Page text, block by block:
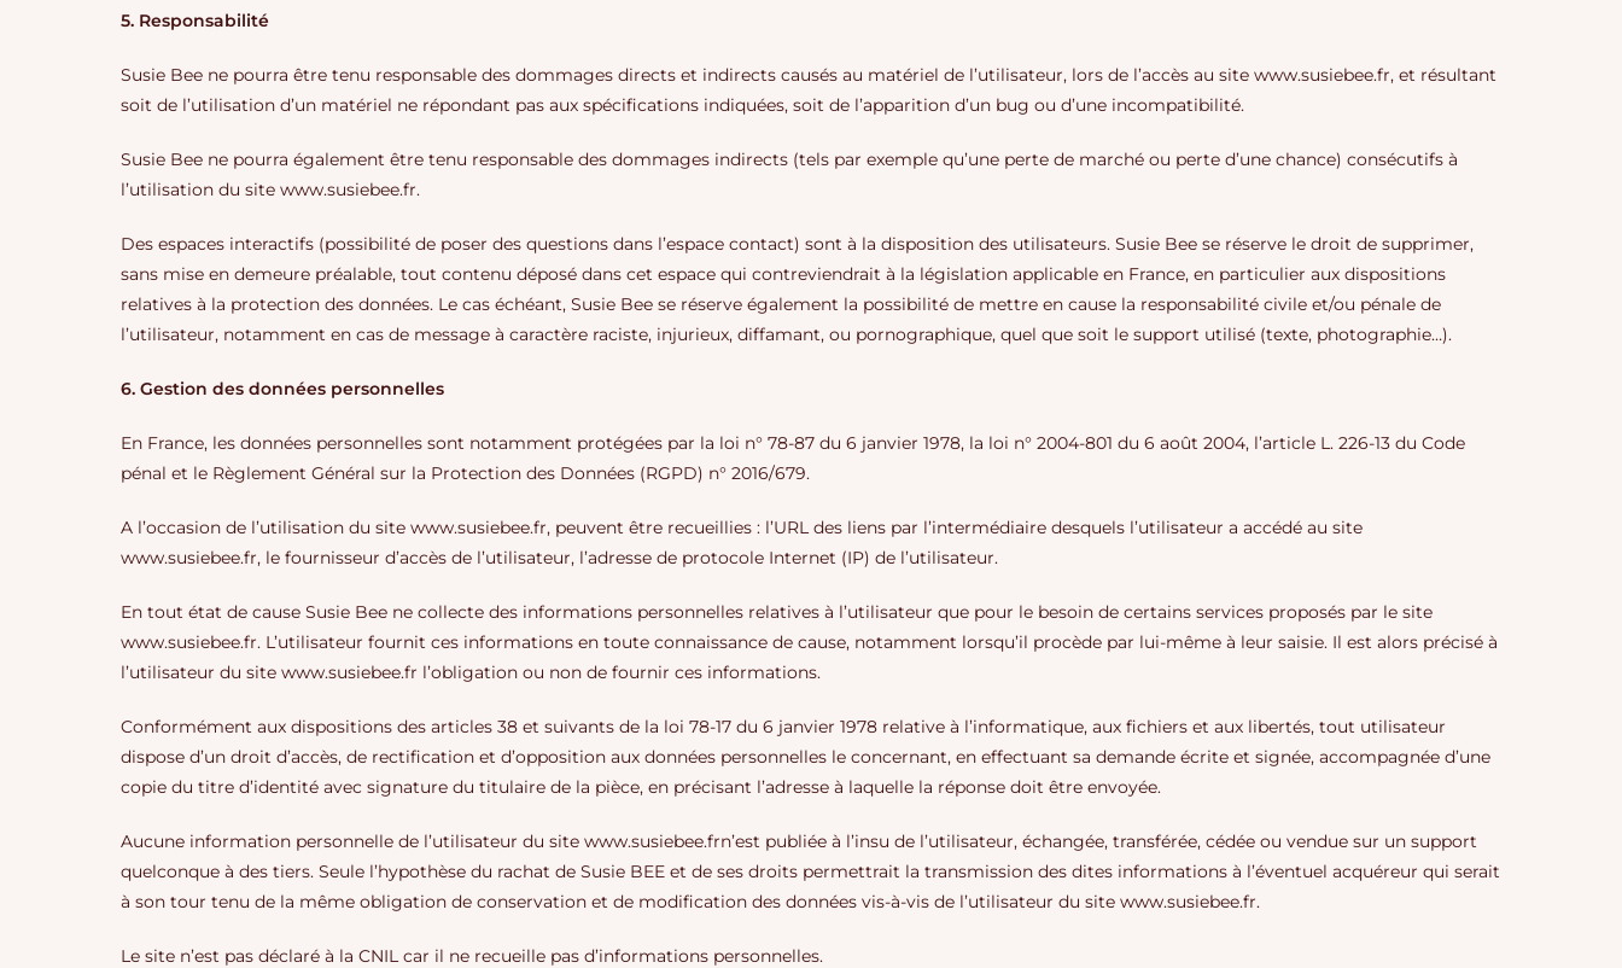
5. Responsabilité
Susie Bee ne pourra être tenu responsable des dommages directs et indirects causés au matériel de l’utilisateur, lors de l’accès au site www.susiebee.fr, et résultant
soit de l’utilisation d’un matériel ne répondant pas aux spécifications indiquées, soit de l’apparition d’un bug ou d’une incompatibilité.
Susie Bee ne pourra également être tenu responsable des dommages indirects (tels par exemple qu’une perte de marché ou perte d’une chance) consécutifs à
l’utilisation du site www.susiebee.fr.
Des espaces interactifs (possibilité de poser des questions dans l’espace contact) sont à la disposition des utilisateurs. Susie Bee se réserve le droit de supprimer,
sans mise en demeure préalable, tout contenu déposé dans cet espace qui contreviendrait à la législation applicable en France, en particulier aux dispositions
relatives à la protection des données. Le cas échéant, Susie Bee se réserve également la possibilité de mettre en cause la responsabilité civile et/ou pénale de
l’utilisateur, notamment en cas de message à caractère raciste, injurieux, diffamant, ou pornographique, quel que soit le support utilisé (texte, photographie…).
6. Gestion des données personnelles
En France, les données personnelles sont notamment protégées par la loi n° 78-87 du 6 janvier 1978, la loi n° 2004-801 du 6 août 2004, l’article L. 226-13 du Code
pénal et le Règlement Général sur la Protection des Données (RGPD) n° 2016/679.
A l’occasion de l’utilisation du site www.susiebee.fr, peuvent être recueillies : l’URL des liens par l’intermédiaire desquels l’utilisateur a accédé au site
www.susiebee.fr, le fournisseur d’accès de l’utilisateur, l’adresse de protocole Internet (IP) de l’utilisateur.
En tout état de cause Susie Bee ne collecte des informations personnelles relatives à l’utilisateur que pour le besoin de certains services proposés par le site
www.susiebee.fr. L’utilisateur fournit ces informations en toute connaissance de cause, notamment lorsqu’il procède par lui-même à leur saisie. Il est alors précisé à
l’utilisateur du site www.susiebee.fr l’obligation ou non de fournir ces informations.
Conformément aux dispositions des articles 38 et suivants de la loi 78-17 du 6 janvier 1978 relative à l’informatique, aux fichiers et aux libertés, tout utilisateur
dispose d’un droit d’accès, de rectification et d’opposition aux données personnelles le concernant, en effectuant sa demande écrite et signée, accompagnée d’une
copie du titre d’identité avec signature du titulaire de la pièce, en précisant l’adresse à laquelle la réponse doit être envoyée.
Aucune information personnelle de l’utilisateur du site www.susiebee.frn’est publiée à l’insu de l’utilisateur, échangée, transférée, cédée ou vendue sur un support
quelconque à des tiers. Seule l’hypothèse du rachat de Susie BEE et de ses droits permettrait la transmission des dites informations à l’éventuel acquéreur qui serait
à son tour tenu de la même obligation de conservation et de modification des données vis-à-vis de l’utilisateur du site www.susiebee.fr.
Le site n’est pas déclaré à la CNIL car il ne recueille pas d’informations personnelles.